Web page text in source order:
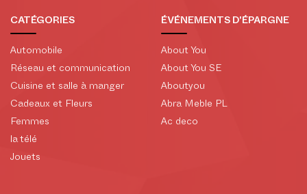
CATÉGORIES
Automobile
Réseau et communication
Cuisine et salle à manger
Cadeaux et Fleurs
Femmes
la télé
Jouets
ÉVÉNEMENTS D'ÉPARGNE
About You
About You SE
Aboutyou
Abra Meble PL
Ac deco